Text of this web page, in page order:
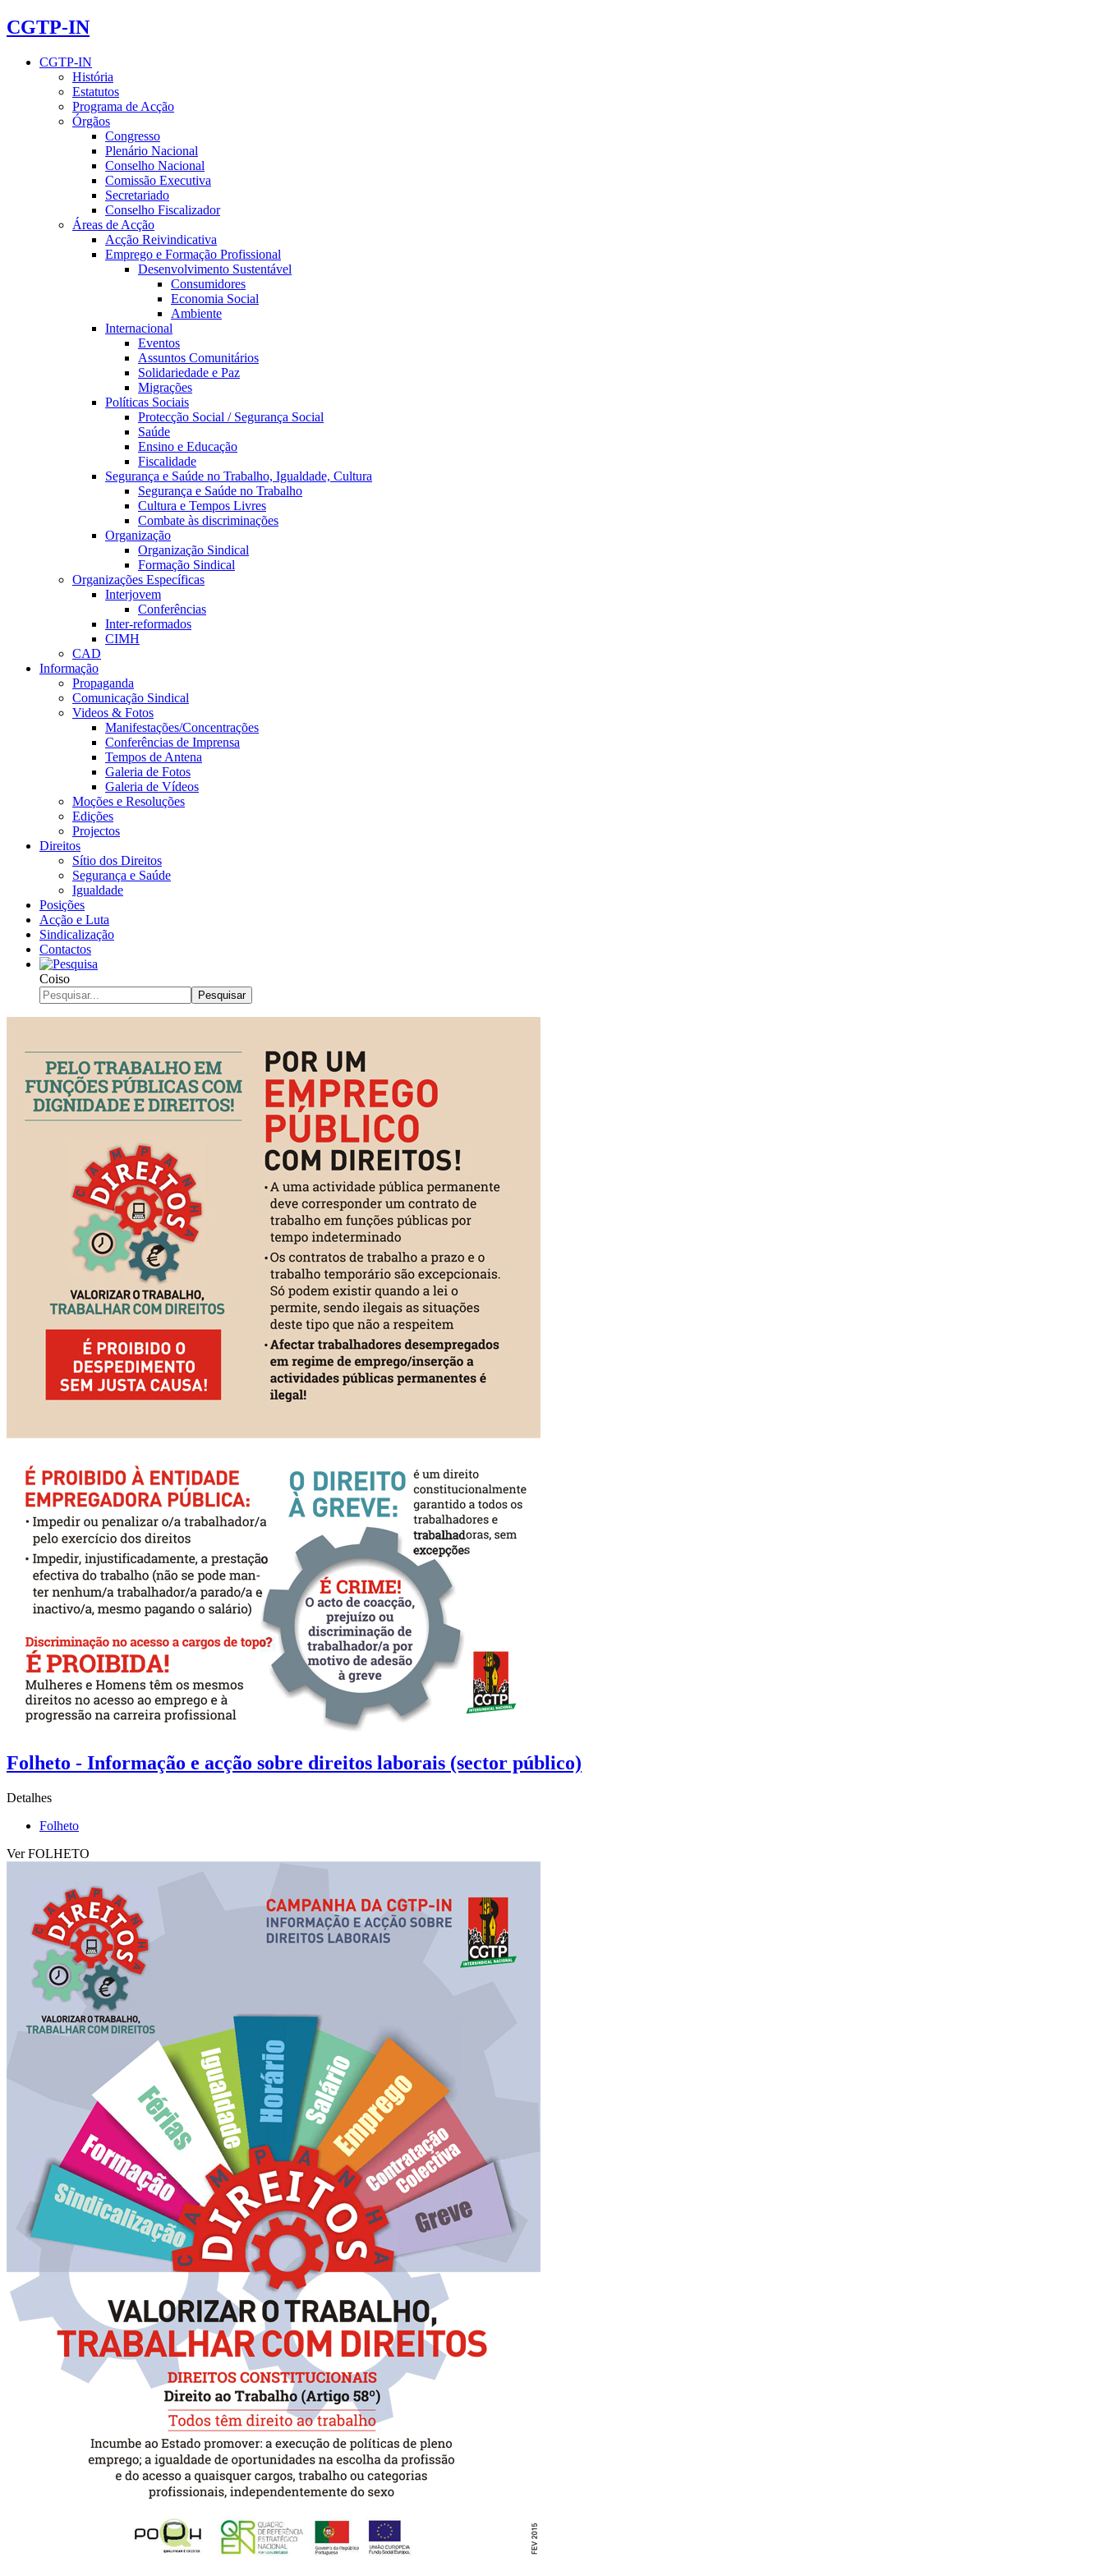
CGTP-IN
CGTP-IN
História
Estatutos
Programa de Acção
Órgãos
Congresso
Plenário Nacional
Conselho Nacional
Comissão Executiva
Secretariado
Conselho Fiscalizador
Áreas de Acção
Acção Reivindicativa
Emprego e Formação Profissional
Desenvolvimento Sustentável
Consumidores
Economia Social
Ambiente
Internacional
Eventos
Assuntos Comunitários
Solidariedade e Paz
Migrações
Políticas Sociais
Protecção Social / Segurança Social
Saúde
Ensino e Educação
Fiscalidade
Segurança e Saúde no Trabalho, Igualdade, Cultura
Segurança e Saúde no Trabalho
Cultura e Tempos Livres
Combate às discriminações
Organização
Organização Sindical
Formação Sindical
Organizações Específicas
Interjovem
Conferências
Inter-reformados
CIMH
CAD
Informação
Propaganda
Comunicação Sindical
Videos & Fotos
Manifestações/Concentrações
Conferências de Imprensa
Tempos de Antena
Galeria de Fotos
Galeria de Vídeos
Moções e Resoluções
Edições
Projectos
Direitos
Sítio dos Direitos
Segurança e Saúde
Igualdade
Posições
Acção e Luta
Sindicalização
Contactos
Coiso
Pesquisar
Folheto - Informação e acção sobre direitos laborais (sector público)
Detalhes
Folheto
Ver FOLHETO